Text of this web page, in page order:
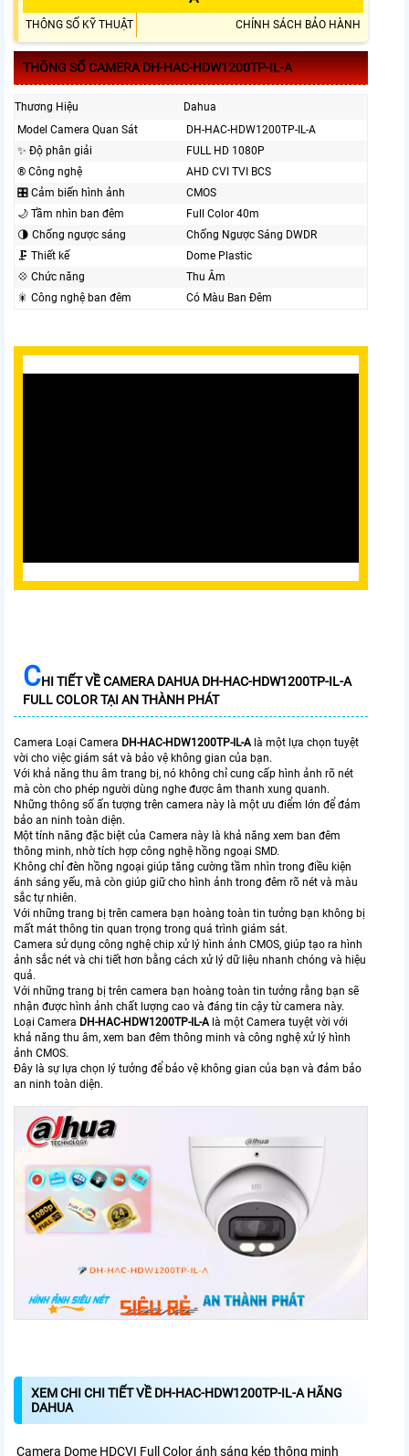
THÔNG SỐ KỸ THUẬT CHÍNH SÁCH BẢO HÀNH
THÔNG SỐ CAMERA DH-HAC-HDW1200TP-IL-A
Thương Hiệu
Dahua
Model Camera Quan Sát
DH-HAC-HDW1200TP-IL-A
✨ Độ phân giải
FULL HD 1080P
®️ Công nghệ
AHD CVI TVI BCS
🎛 Cảm biến hình ảnh
CMOS
🌙 Tầm nhìn ban đêm
Full Color 40m
🌗 Chống ngược sáng
Chống Ngược Sáng DWDR
🗜️ Thiết kế
Dome Plastic
💠 Chức năng
Thu Âm
🎇 Công nghệ ban đêm
Có Màu Ban Đêm
CHI TIẾT VỀ CAMERA DAHUA DH-HAC-HDW1200TP-IL-A
FULL COLOR TẠI AN THÀNH PHÁT
Camera Loại Camera DH-HAC-HDW1200TP-IL-Alà một lựa chọn tuyệt
vời cho việc giám sát và bảo vệ không gian của bạn.
Với khả năng thu âm trang bị, nó không chỉ cung cấp hình ảnh rõ nét
mà còn cho phép người dùng nghe được âm thanh xung quanh.
Những thông số ấn tượng trên camera này là một ưu điểm lớn để đảm
bảo an ninh toàn diện.
Một tính năng đặc biệt của Camera này là khả năng xem ban đêm
thông minh, nhờ tích hợp công nghệ hồng ngoại SMD.
Không chỉ đèn hồng ngoại giúp tăng cường tầm nhìn trong điều kiện
ánh sáng yếu, mà còn giúp giữ cho hình ảnh trong đêm rõ nét và màu
sắc tự nhiên.
Với những trang bị trên camera bạn hoàng toàn tin tưởng bạn không bị
mất mát thông tin quan trọng trong quá trình giám sát.
Camera sử dụng công nghệ chip xử lý hình ảnh CMOS, giúp tạo ra hình
ảnh sắc nét và chi tiết hơn bằng cách xử lý dữ liệu nhanh chóng và hiệu
quả.
Với những trang bị trên camera bạn hoàng toàn tin tưởng rằng bạn sẽ
nhận được hình ảnh chất lượng cao và đáng tin cậy từ camera này.
Loại Camera DH-HAC-HDW1200TP-IL-Alà một Camera tuyệt vời với
khả năng thu âm, xem ban đêm thông minh và công nghệ xử lý hình
ảnh CMOS.
Đây là sự lựa chọn lý tưởng để bảo vệ không gian của bạn và đảm bảo
an ninh toàn diện.
XEM CHI CHI TIẾT VỀ DH-HAC-HDW1200TP-IL-A HÃNG
DAHUA
Camera Dome HDCVI Full Color ánh sáng kép thông minh